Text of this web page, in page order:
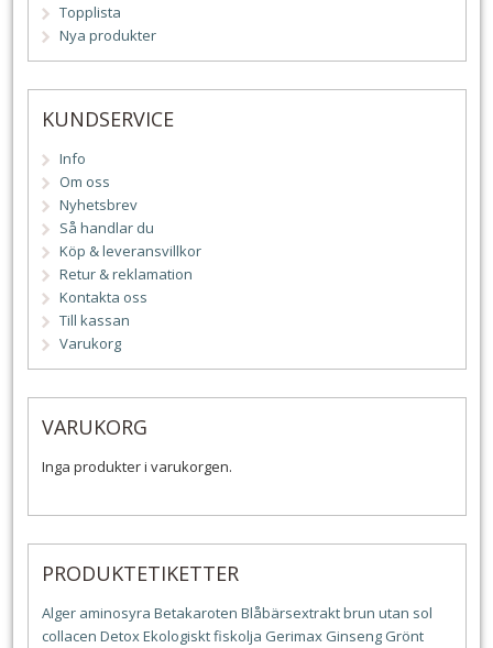
Topplista
Nya produkter
KUNDSERVICE
Info
Om oss
Nyhetsbrev
Så handlar du
Köp & leveransvillkor
Retur & reklamation
Kontakta oss
Till kassan
Varukorg
VARUKORG
Inga produkter i varukorgen.
PRODUKTETIKETTER
Alger aminosyra Betakaroten Blåbärsextraktbrun utan sol
collacen DetoxEkologisktfiskolja Gerimax Ginseng Grönt